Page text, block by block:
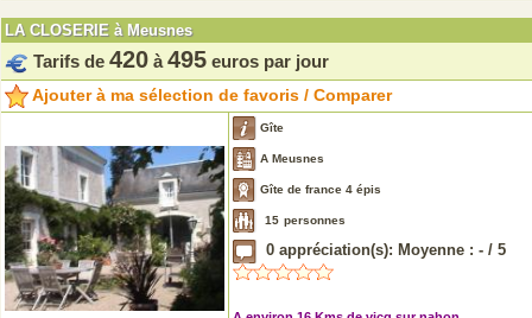
LA CLOSERIE à Meusnes
Tarifs de 420 à 495 euros par jour
Ajouter à ma sélection de favoris / Comparer
Gîte
A Meusnes
Gîte de france 4 épis
15 personnes
0 appréciation(s): Moyenne : - / 5